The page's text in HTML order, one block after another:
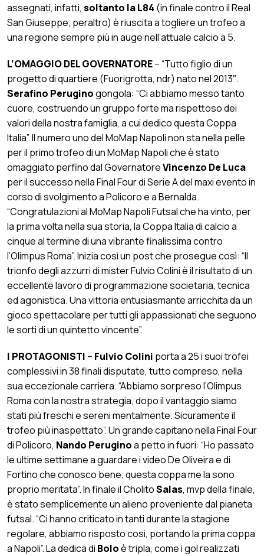
assegnati, infatti, soltanto la L84 (in finale contro il Real
San Giuseppe, peraltro) è riuscita a togliere un trofeo a
una regione sempre più in auge nell’attuale calcio a 5.
L’OMAGGIO DEL GOVERNATORE– “Tutto figlio di un
progetto di quartiere (Fuorigrotta, ndr) nato nel 2013″.
Serafino Peruginogongola: “Ci abbiamo messo tanto
cuore, costruendo un gruppo forte ma rispettoso dei
valori della nostra famiglia, a cui dedico questa Coppa
Italia”. Il numero uno del MoMap Napoli non sta nella pelle
per il primo trofeo di un MoMap Napoli che è stato
omaggiato perfino dal GovernatoreVincenzo De Luca
per il successo nella Final Four di Serie A del maxi evento in
corso di svolgimento a Policoro e a Bernalda.
“Congratulazioni al MoMap Napoli Futsal che ha vinto, per
la prima volta nella sua storia, la Coppa Italia di calcio a
cinque al termine di una vibrante finalissima contro
l’Olimpus Roma”. Inizia così un post che prosegue così: “Il
trionfo degli azzurri di mister Fulvio Colini è il risultato di un
eccellente lavoro di programmazione societaria, tecnica
ed agonistica. Una vittoria entusiasmante arricchita da un
gioco spettacolare per tutti gli appassionati che seguono
le sorti di un quintetto vincente”.
I PROTAGONISTI – Fulvio Colini porta a 25 i suoi trofei
complessivi in 38 finali disputate, tutto compreso, nella
sua eccezionale carriera. “Abbiamo sorpreso l’Olimpus
Roma con la nostra strategia, dopo il vantaggio siamo
stati più freschi e sereni mentalmente. Sicuramente il
trofeo più inaspettato”. Un grande capitano nella Final Four
di Policoro, Nando Peruginoa petto in fuori: “Ho passato
le ultime settimane a guardare i video De Oliveira e di
Fortino che conosco bene, questa coppa me la sono
proprio meritata”. In finale il CholitoSalas, mvp della finale,
è stato semplicemente un alieno proveniente dal pianeta
futsal. “Ci hanno criticato in tanti durante la stagione
regolare, abbiamo risposto così, portando la prima coppa
a Napoli”. La dedica di Boloè tripla, come i gol realizzati